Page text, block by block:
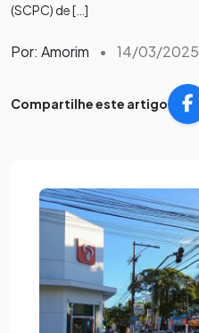
(SCPC) de […]
Por: Amorim • 14/03/2025
Compartilhe este artigo